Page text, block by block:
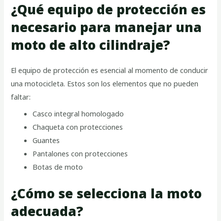
¿Qué equipo de protección es
necesario para manejar una
moto de alto cilindraje?
El equipo de protección es esencial al momento de conducir
una motocicleta. Estos son los elementos que no pueden
faltar:
Casco integral homologado
Chaqueta con protecciones
Guantes
Pantalones con protecciones
Botas de moto
¿Cómo se selecciona la moto
adecuada?